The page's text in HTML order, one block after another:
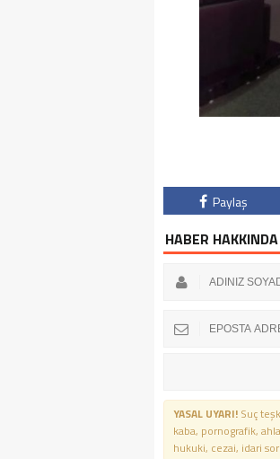
Paylaş
HABER
YASAL UYARI! Suç
kaba, pornografik,
hukuki, cezai, idari